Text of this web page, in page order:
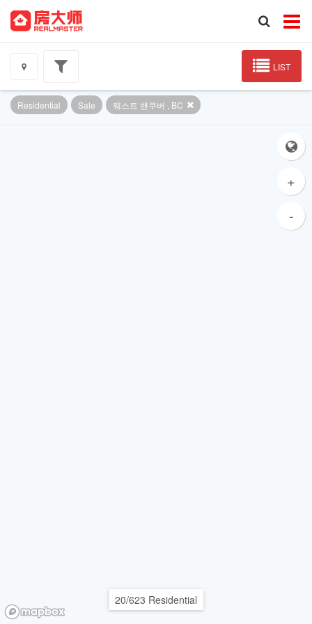
LIST
Residential Sale 웨스트 밴쿠버 , BC
20/623 Residential
+
-